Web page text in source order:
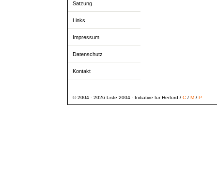
Satzung
Links
Impressum
Datenschutz
Kontakt
© 2004 - 2026 Liste 2004 - Initiative für Herford / C/ M/ P